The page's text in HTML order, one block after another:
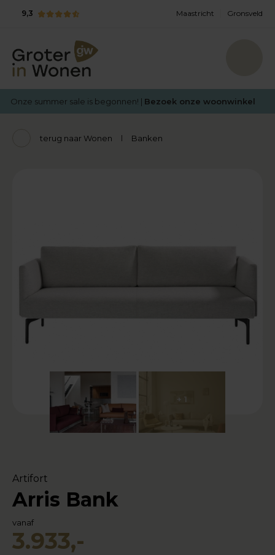
9,3 Maastricht Gronsveld
Onze summer sale is begonnen! | Bezoek onze woonwinkel
terug naar Wonen Banken
+ 1
Artifort
Arris Bank
vanaf
3.933,-